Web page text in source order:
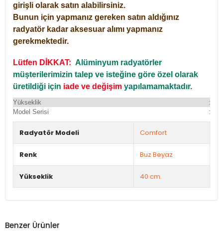
girişli olarak satın alabilirsiniz.
Bunun için yapmanız gereken satın aldığınız
radyatör kadar aksesuar alımı yapmanız
gerekmektedir.
Lütfen DİKKAT: Alüminyum radyatörler
müşterilerimizin talep ve isteğine göre özel olarak
üretildiği için iade ve değişim yapılamamaktadır.
Yükseklik :
Model Serisi
:
Radyatör Modeli Comfort
Renk Buz Beyaz
Yükseklik 40 cm.
Benzer Ürünler